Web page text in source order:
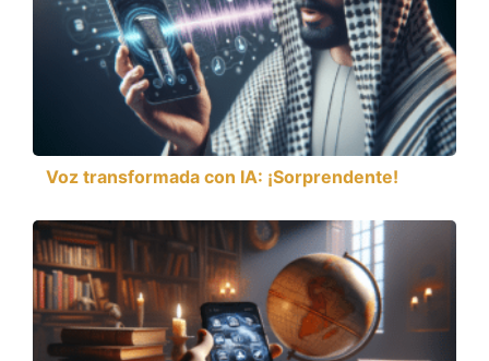
Voz transformada con IA: ¡Sorprendente!